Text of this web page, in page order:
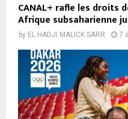
CANAL+ rafle les droits
Afrique subsaharienne
by EL HADJI MALICK SARR 7